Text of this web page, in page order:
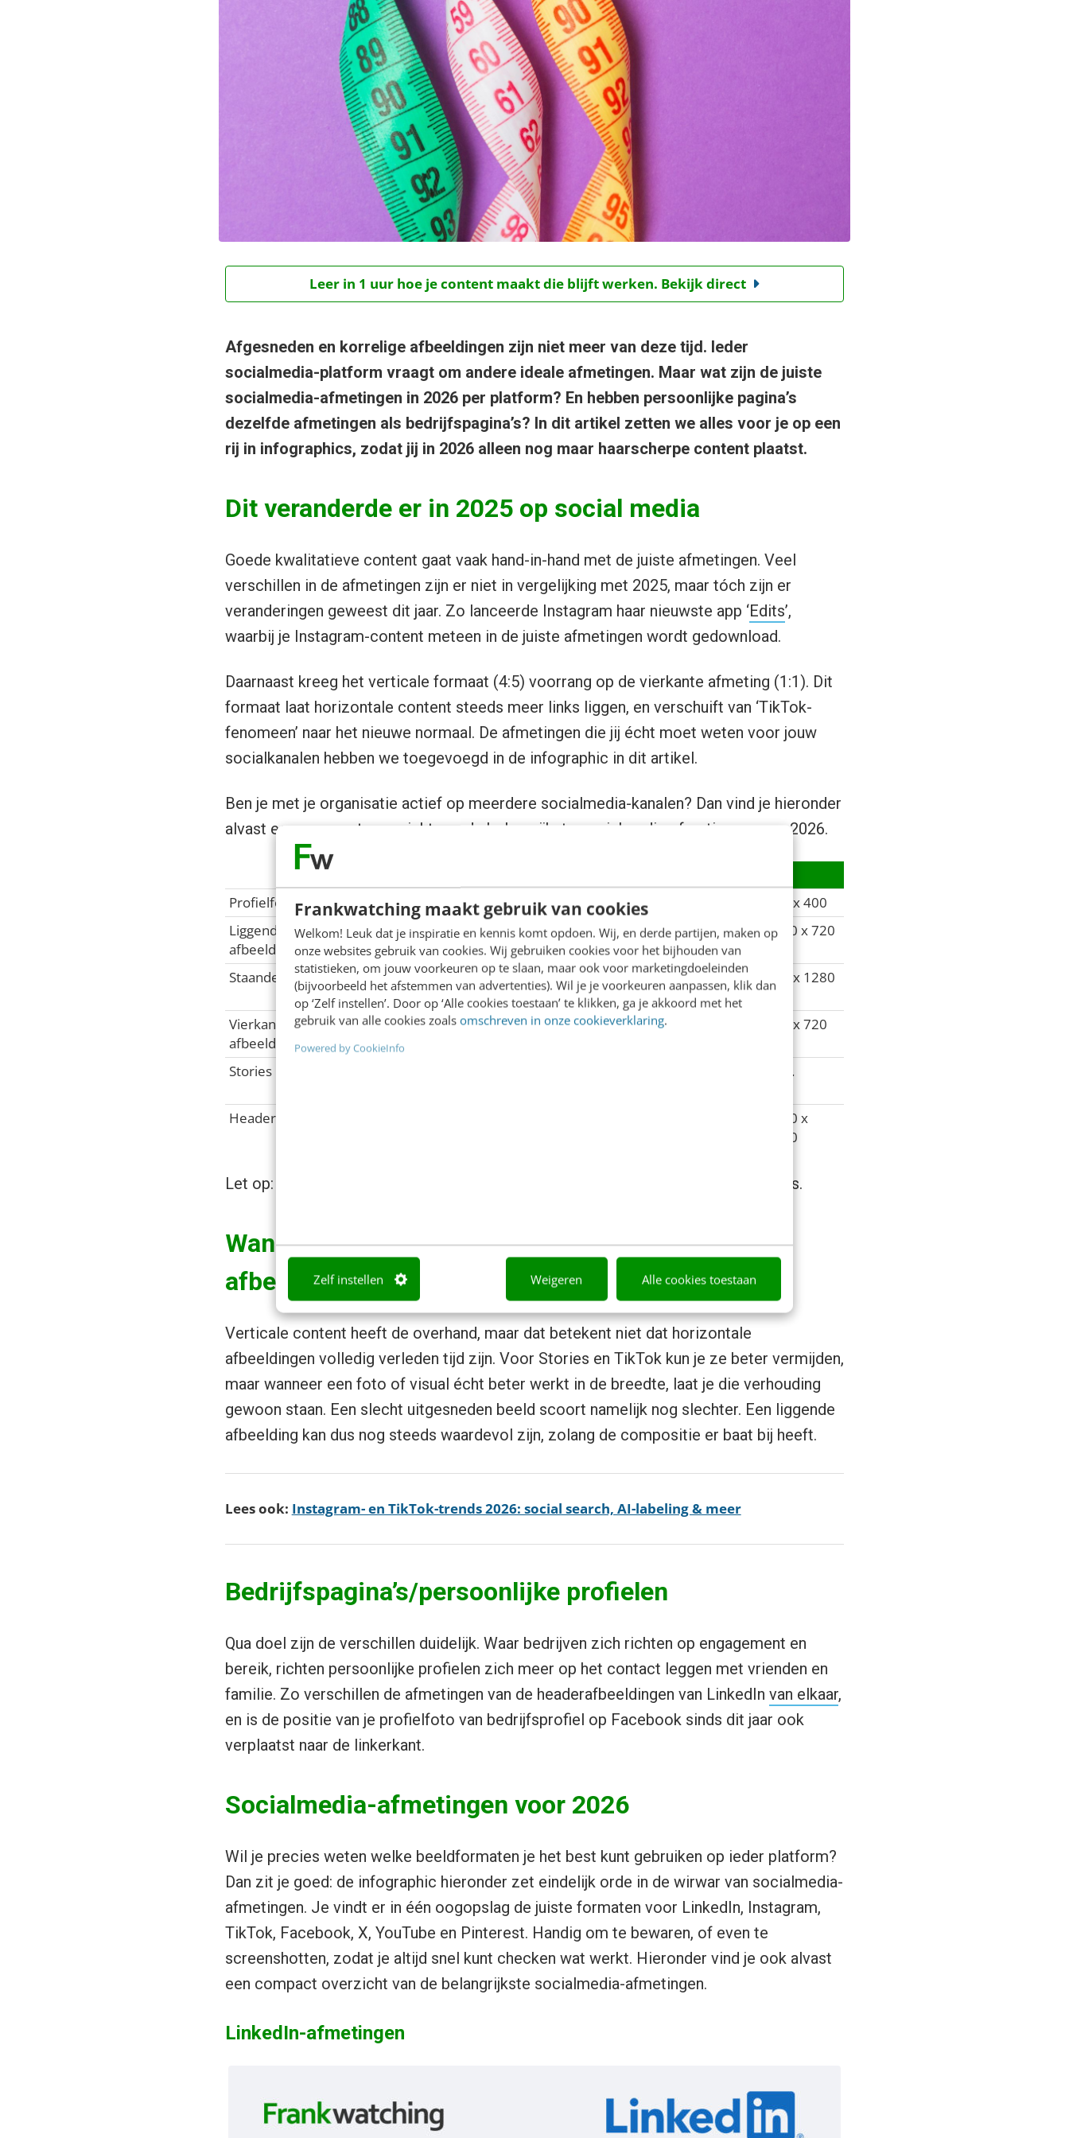
Frankwatching maakt gebruik van cookies
Welkom! Leuk dat je inspiratie en kennis komt opdoen. Wij, en derde partijen, maken op
onze websites gebruik van cookies. Wij gebruiken cookies voor het bijhouden van
statistieken, om jouw voorkeuren op te slaan, maar ook voor marketingdoeleinden
(bijvoorbeeld het afstemmen van advertenties). Wil je je voorkeuren aanpassen, klik dan
op ‘Zelf instellen’. Door op ‘Alle cookies toestaan’ te klikken, ga je akkoord met het
gebruik van alle cookies zoals omschreven in onze cookieverklaring.
Powered by CookieInfo
Zelf instellen Weigeren Alle cookies toestaan
Leer in 1 uur hoe je content maakt die blijft werken. Bekijk direct
Afgesneden en korrelige afbeeldingen zijn niet meer van deze tijd. Ieder
socialmedia-platform vraagt om andere ideale afmetingen. Maar wat zijn de juiste
socialmedia-afmetingen in 2026 per platform? En hebben persoonlijke pagina’s
dezelfde afmetingen als bedrijfspagina’s? In dit artikel zetten we alles voor je op een
rij in infographics, zodat jij in 2026 alleen nog maar haarscherpe content plaatst.
Dit veranderde er in 2025 op social media
Goede kwalitatieve content gaat vaak hand-in-hand met de juiste afmetingen. Veel
verschillen in de afmetingen zijn er niet in vergelijking met 2025, maar tóch zijn er
veranderingen geweest dit jaar. Zo lanceerde Instagram haar nieuwste app ‘Edits’,
waarbij je Instagram-content meteen in de juiste afmetingen wordt gedownload.
Daarnaast kreeg het verticale formaat (4:5) voorrang op de vierkante afmeting (1:1). Dit
formaat laat horizontale content steeds meer links liggen, en verschuift van ‘TikTok-
fenomeen’ naar het nieuwe normaal. De afmetingen die jij écht moet weten voor jouw
socialkanalen hebben we toegevoegd in de infographic in dit artikel.
Ben je met je organisatie actief op meerdere socialmedia-kanalen? Dan vind je hieronder
alvast een compact overzicht van de belangrijkste socialmedia-afmetingen voor 2026.
Profielfoto
400 x 400 320 x 320 200 x 200
400 x 400
Liggende
afbeelding
1200 x 628 1080 x 608 n.v.t. 1200 x 630 1280 x 720
Staande afbeelding 1080 x 1920
1080 x
1350
1080 x
1920
630 x 1200 720 x 1280
Vierkante
afbeelding
1200 x 1200 / 1080 x
1080
1080 x
n.v.t. 720 x 720
Stories n.v.t.
Header-afbeelding
1500 x
1500
Let op: in dit artikel richten wij ons op socialmedia-afmetingen van bedrijfspagina’s.
Wanneer / waarom kies je voor een liggende
afbeelding?
Verticale content heeft de overhand, maar dat betekent niet dat horizontale
afbeeldingen volledig verleden tijd zijn. Voor Stories en TikTok kun je ze beter vermijden,
maar wanneer een foto of visual écht beter werkt in de breedte, laat je die verhouding
gewoon staan. Een slecht uitgesneden beeld scoort namelijk nog slechter. Een liggende
afbeelding kan dus nog steeds waardevol zijn, zolang de compositie er baat bij heeft.
Lees ook: Instagram- en TikTok-trends 2026: social search, AI-labeling & meer
Bedrijfspagina’s/persoonlijke profielen
Qua doel zijn de verschillen duidelijk. Waar bedrijven zich richten op engagement en
bereik, richten persoonlijke profielen zich meer op het contact leggen met vrienden en
familie. Zo verschillen de afmetingen van de headerafbeeldingen van LinkedIn van elkaar,
en is de positie van je profielfoto van bedrijfsprofiel op Facebook sinds dit jaar ook
verplaatst naar de linkerkant.
Socialmedia-afmetingen voor 2026
Wil je precies weten welke beeldformaten je het best kunt gebruiken op ieder platform?
Dan zit je goed: de infographic hieronder zet eindelijk orde in de wirwar van socialmedia-
afmetingen. Je vindt er in één oogopslag de juiste formaten voor LinkedIn, Instagram,
TikTok, Facebook, X, YouTube en Pinterest. Handig om te bewaren, of even te
screenshotten, zodat je altijd snel kunt checken wat werkt. Hieronder vind je ook alvast
een compact overzicht van de belangrijkste socialmedia-afmetingen.
LinkedIn-afmetingen